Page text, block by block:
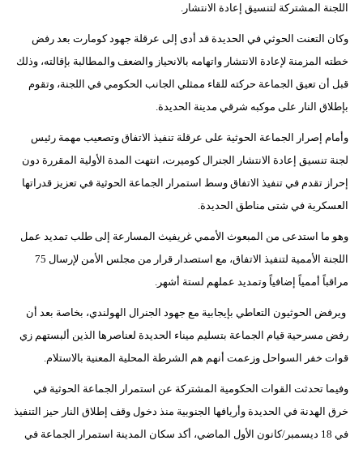
اللجنة المشتركة لتنسيق إعادة الانتشار.
وكان التعنت الحوثي في الحديدة قد أدى إلى عرقلة جهود كومارت بعد رفض
خطته المزمنة لإعادة الانتشار واتهامه بالانحياز والضعف والمطالبة بإقالته، وذلك
قبل أن تعيق الجماعة حركته للقاء ممثلي الجانب الحكومي في اللجنة، وتقوم
بإطلاق النار على موكبه شرقي مدينة الحديدة.
وأمام إصرار الجماعة الحوثية على عرقلة تنفيذ الاتفاق وتصعيب مهمة رئيس
لجنة تنسيق إعادة الانتشار الجنرال كوميرت، انتهت المدة الأولية المقررة دون
إحراز تقدم في تنفيذ الاتفاق وسط استمرار الجماعة الحوثية في تعزيز قدراتها
العسكرية في شتى مناطق الحديدة.
وهو ما استدعى من المبعوث الأممي غريفيث المسارعة إلى طلب تمديد عمل
اللجنة الأممية لتنفيذ الاتفاق، مع استصدار قرار من مجلس الأمن لإرسال 75
مراقباً أممياً إضافياً وتمديد عملهم لستة أشهر.
ويرفض الحوثيون التعاطي بإيجابية مع جهود الجنرال الهولندي، بخاصة بعد أن
رفض مسرحية قيام الجماعة بتسليم ميناء الحديدة لعناصرها الذين ألبستهم زي
قوات خفر السواحل وزعمت أنهم هم الشرطة المحلية المعنية بالاستلام.
وفيما تحدثت القوات الحكومية المشتركة عن استمرار الجماعة الحوثية في
خرق الهدنة في الحديدة وأريافها الجنوبية منذ دخول وقف إطلاق النار حيز التنفيذ
في 18 ديسمبر/كانون الأول الماضي، أكد سكان المدينة استمرار الجماعة في